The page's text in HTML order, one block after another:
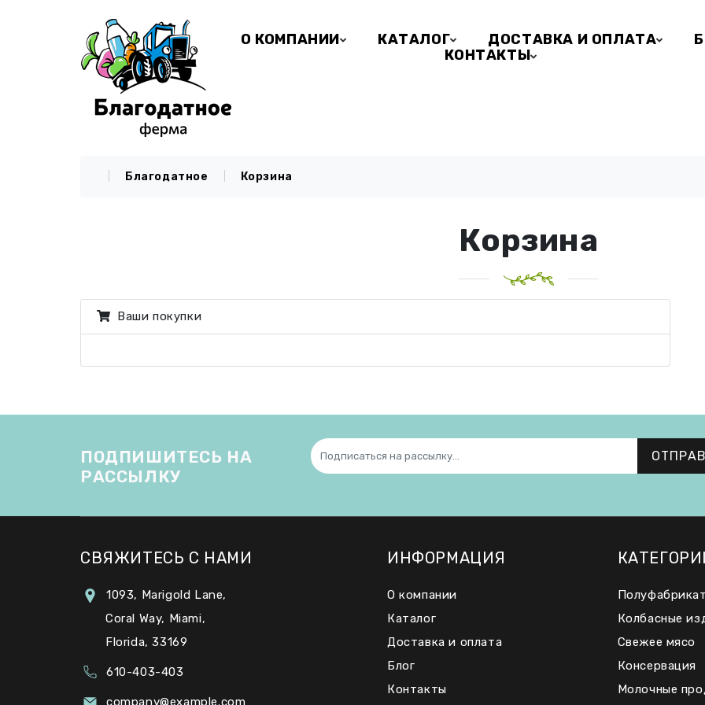
О КОМПАНИИ КАТАЛОГ ДОСТАВКА И ОПЛАТА
КОНТАКТЫ
Благодатное Корзина
Корзина
Ваши покупки
ПОДПИШИТЕСЬ НА
РАССЫЛКУ
СВЯЖИТЕСЬ С НАМИ
1093, Marigold Lane,
Coral Way, Miami,
Florida, 33169
610-403-403
company@example.com
ИНФОРМАЦИЯ
О компании
Каталог
Доставка и оплата
Блог
Контакты
Колбасные
Свежее мясо
Консервация
Молочные